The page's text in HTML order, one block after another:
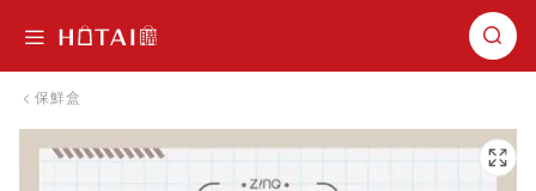
保鮮盒
跳到圖片庫的末尾